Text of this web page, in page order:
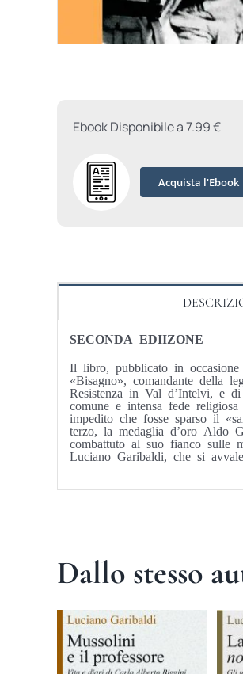
Ebook Disponibile a 7.99 €
Acquista l'Ebook
SECONDA EDIIZONE
Il libro, pubblicato in occasione
«Bisagno», comandante della
Resistenza in Val d’Intelvi, e
comune e intensa fede
impedito che fosse sparso il
terzo, la medaglia d’oro Aldo
combattuto al suo fianco sulle
Luciano Garibaldi, che si
Dallo stesso